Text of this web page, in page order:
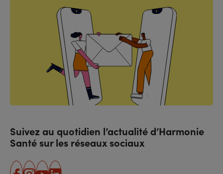
Suivez au quotidien l’actualité d’Harmonie
Santé sur les réseaux sociaux